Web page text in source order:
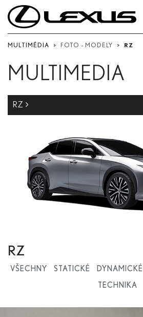
MULTIMÉDIA > FOTO - MODELY > RZ
MULTIMEDIA
RZ
RZ
VŠECHNY STATICKÉ DYNAMICKÉ
TECHNIKA
Vyhledávání
podle
Počáteční datum
Datum ukončení